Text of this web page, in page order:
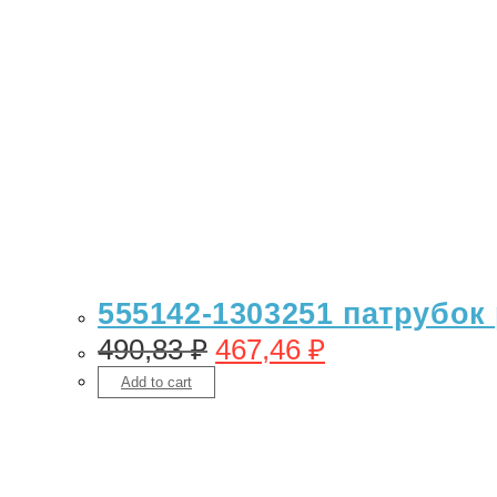
555142-1303251
490,83₽ 467,46 ₽
Add to cart